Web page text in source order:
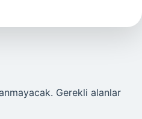
Gerekli alanlar